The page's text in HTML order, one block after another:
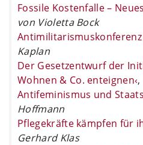
Fossile Kostenfalle –
von Violetta Bock
Antimilitarismuskonferenz
Kaplan
Der Gesetzentwurf der
Wohnen & Co. enteignen‹,
Antifeminismus und
Hoffmann
Pflegekräfte kämpfen für
Gerhard Klas